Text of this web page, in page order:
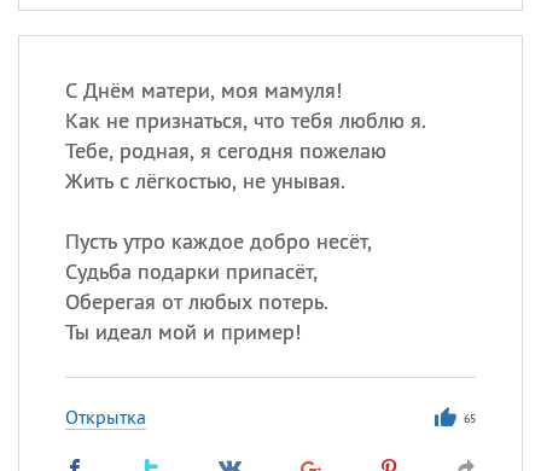
С Днём матери, моя мамуля!
Как не признаться, что тебя люблю я.
Тебе, родная, я сегодня пожелаю
Жить с лёгкостью, не унывая.
Пусть утро каждое добро несёт,
Судьба подарки припасёт,
Оберегая от любых потерь.
Ты идеал мой и пример!
Открытка 65